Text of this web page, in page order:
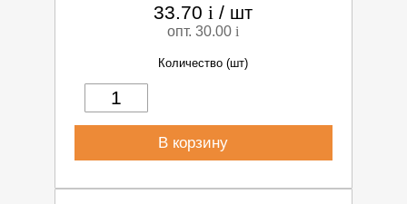
33.70i / шт
опт. 30.00i
Количество (шт)
В корзину